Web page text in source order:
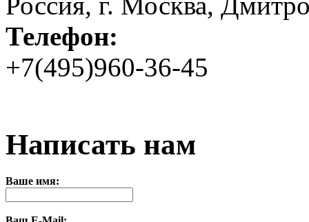
Телефон:
+7(495)960-36-45
Написать нам
Ваше имя: